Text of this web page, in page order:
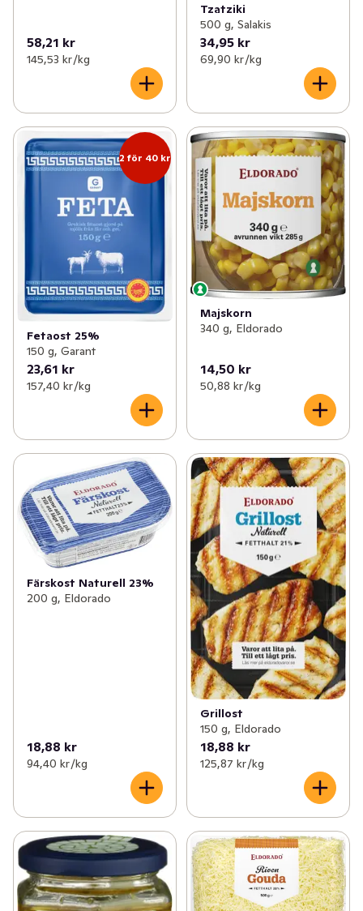
58,21 kr
145,53 kr /kg
Tzatziki
500 g, Salakis
34,95 kr
69,90 kr /kg
2 för 40 kr
Fetaost 25%
150 g, Garant
23,61 kr
157,40 kr /kg
Majskorn
340 g, Eldorado
14,50 kr
50,88 kr /kg
Färskost Naturell 23%
200 g, Eldorado
18,88 kr
94,40 kr /kg
Grillost
150 g, Eldorado
18,88 kr
125,87 kr /kg